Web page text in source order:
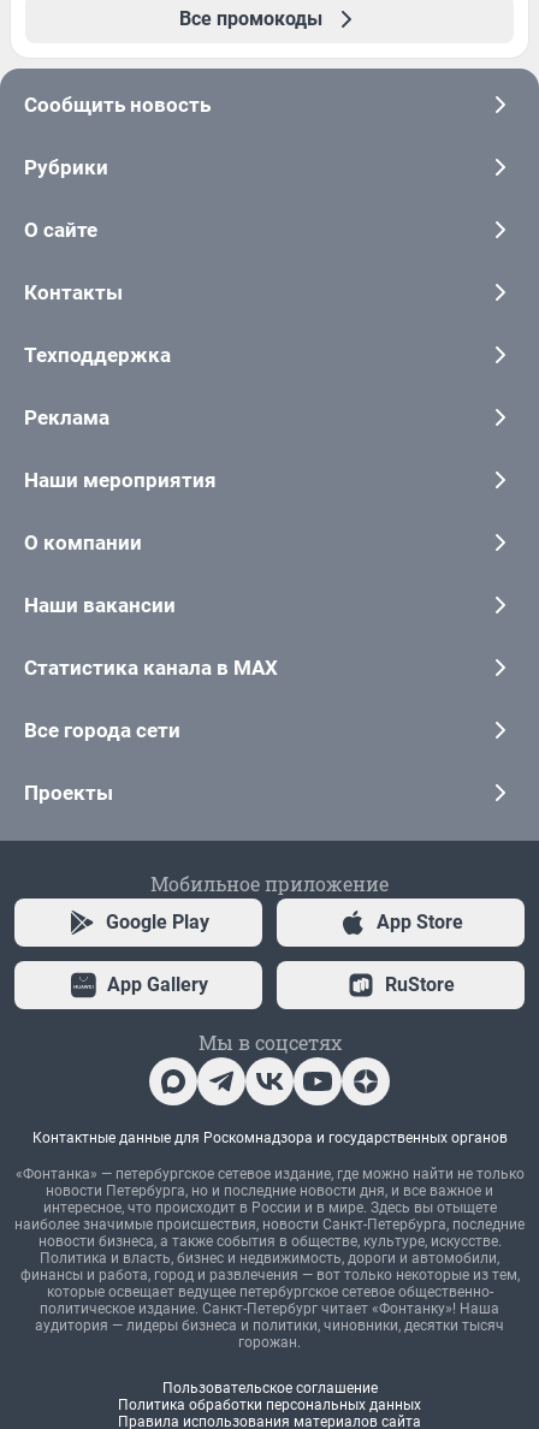
Все промокоды
Сообщить новость
Рубрики
О сайте
Контакты
Техподдержка
Реклама
Наши мероприятия
О компании
Наши вакансии
Статистика канала в MAX
Все города сети
Проекты
Мобильное приложение
Google Play App Store
App Gallery RuStore
Мы в соцсетях
Контактные данные для Роскомнадзора и государственных органов
«Фонтанка» — петербургское сетевое издание, где можно найти не только
новости Петербурга, но и последние новости дня, и все важное и
интересное, что происходит в России и в мире. Здесь вы отыщете
наиболее значимые происшествия, новости Санкт-Петербурга, последние
новости бизнеса, а также события в обществе, культуре, искусстве.
Политика и власть, бизнес и недвижимость, дороги и автомобили,
финансы и работа, город и развлечения — вот только некоторые из тем,
которые освещает ведущее петербургское сетевое общественно-
политическое издание. Санкт-Петербург читает «Фонтанку»! Наша
аудитория — лидеры бизнеса и политики, чиновники, десятки тысяч
горожан.
Пользовательское соглашение
Политика обработки персональных данных
Правила использования материалов сайта